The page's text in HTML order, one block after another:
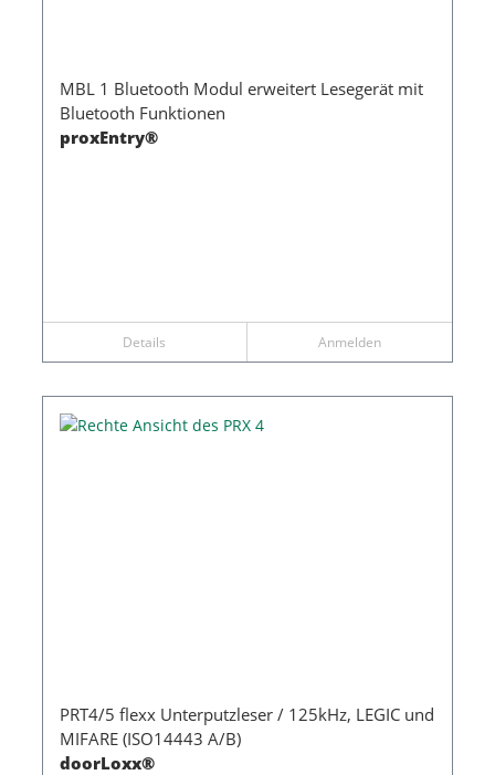
MBL 1 Bluetooth Modul erweitert Lesegerät mit
Bluetooth Funktionen
proxEntry®
Details Anmelden
PRT4/5 flexx Unterputzleser / 125kHz, LEGIC und
MIFARE (ISO14443 A/B)
doorLoxx®